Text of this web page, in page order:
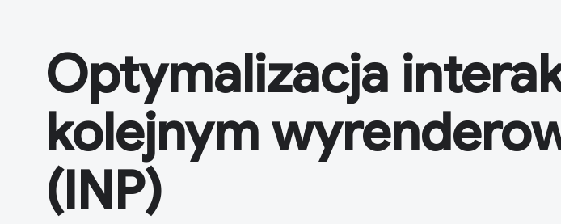
Optymalizacja
kolejnym
(INP)